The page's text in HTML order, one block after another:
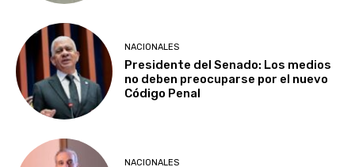
NACIONALES
Presidente del Senado: Los medios
no deben preocuparse por el nuevo
Código Penal
NACIONALES